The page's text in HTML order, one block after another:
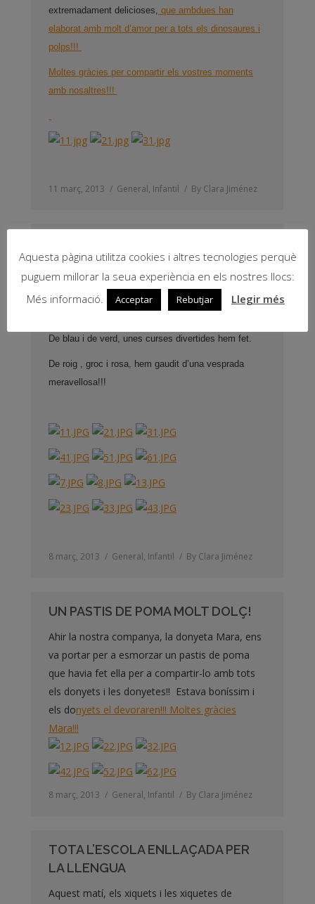
extremadament delicioses, que ambdues han
elaborat amb molt d’amor per a tots els dinosaures i
polps!!!
Moltes gràcies per compartir els vostres moments
amb nosaltres!!!
11 març, 2013 General, Infantil By Clara Jiménez
El sol ha vingut i tots i totes vestits de colors, l’hem
De taronja i de morat, a les ordres hem jugat.
De blau i de verd, unes curses divertides hem fet.
De roig , groc i rosa, hem gaudit d’una vesprada
meravellosa!!!
8 març, 2013 General, Infantil By Clara Jiménez
UN PASTIS DE POMA MOLT DOLÇ!
Ahir la nostra companya, la donyeta Mara, ens
va portar per a esmorzar un pastis de poma
que havia fet ella per a compartir-lo amb tots
els donyets i les donyetes!! Estava boníssim i
els donyets el devoraren!!! Moltes gràcies
Mara!!!
8 març, 2013 General, Infantil By Clara Jiménez
TOTA L’ESCOLA ENLLAÇADA PER
LA LLENGUA
Aquest matí, els xiquets i les xiquetes de
Aquesta pàgina utilitza cookies i altres tecnologies perquè
puguem millorar la seua experiència en els nostres llocs:
Més informació.
Acceptar Rebutjar Llegir més